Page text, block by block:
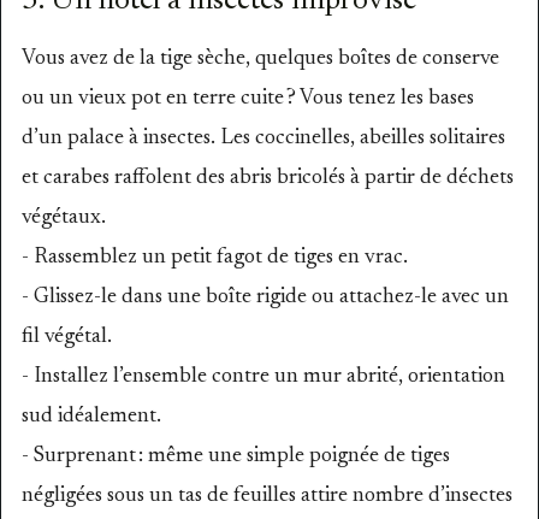
Vous avez de la tige sèche, quelques boîtes de conserve
ou un vieux pot en terre cuite ? Vous tenez les bases
d’un palace à insectes. Les coccinelles, abeilles solitaires
et carabes raffolent des abris bricolés à partir de déchets
végétaux.
- Rassemblez un petit fagot de tiges en vrac.
- Glissez-le dans une boîte rigide ou attachez-le avec un
fil végétal.
- Installez l’ensemble contre un mur abrité, orientation
sud idéalement.
- Surprenant : même une simple poignée de tiges
négligées sous un tas de feuilles attire nombre d’insectes